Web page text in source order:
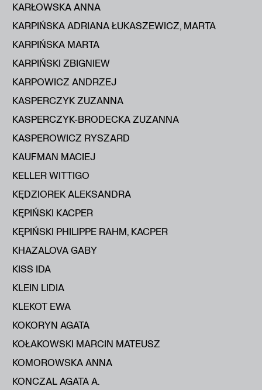
KARŁOWSKA ANNA
KARPIŃSKA ADRIANA ŁUKASZEWICZ, MARTA
KARPIŃSKA MARTA
KARPIŃSKI ZBIGNIEW
KARPOWICZ ANDRZEJ
KASPERCZYK ZUZANNA
KASPERCZYK-BRODECKA ZUZANNA
KASPEROWICZ RYSZARD
KAUFMAN MACIEJ
KELLER WITTIGO
KĘDZIOREK ALEKSANDRA
KĘPIŃSKI KACPER
KĘPIŃSKI PHILIPPE RAHM, KACPER
KHAZALOVA GABY
KISS IDA
KLEIN LIDIA
KLEKOT EWA
KOKORYN AGATA
KOŁAKOWSKI MARCIN MATEUSZ
KOMOROWSKA ANNA
KONCZAL AGATA A.